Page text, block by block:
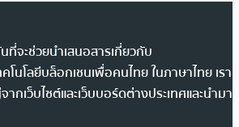
จะช่วยนำเสนอสารเกี่ยวกับ
โนโลยีบล็อกเชนเพื่อคนไทย ในภาษาไทย เรา
เว็บไซต์และเว็บบอร์ดต่างประเทศและนำมา